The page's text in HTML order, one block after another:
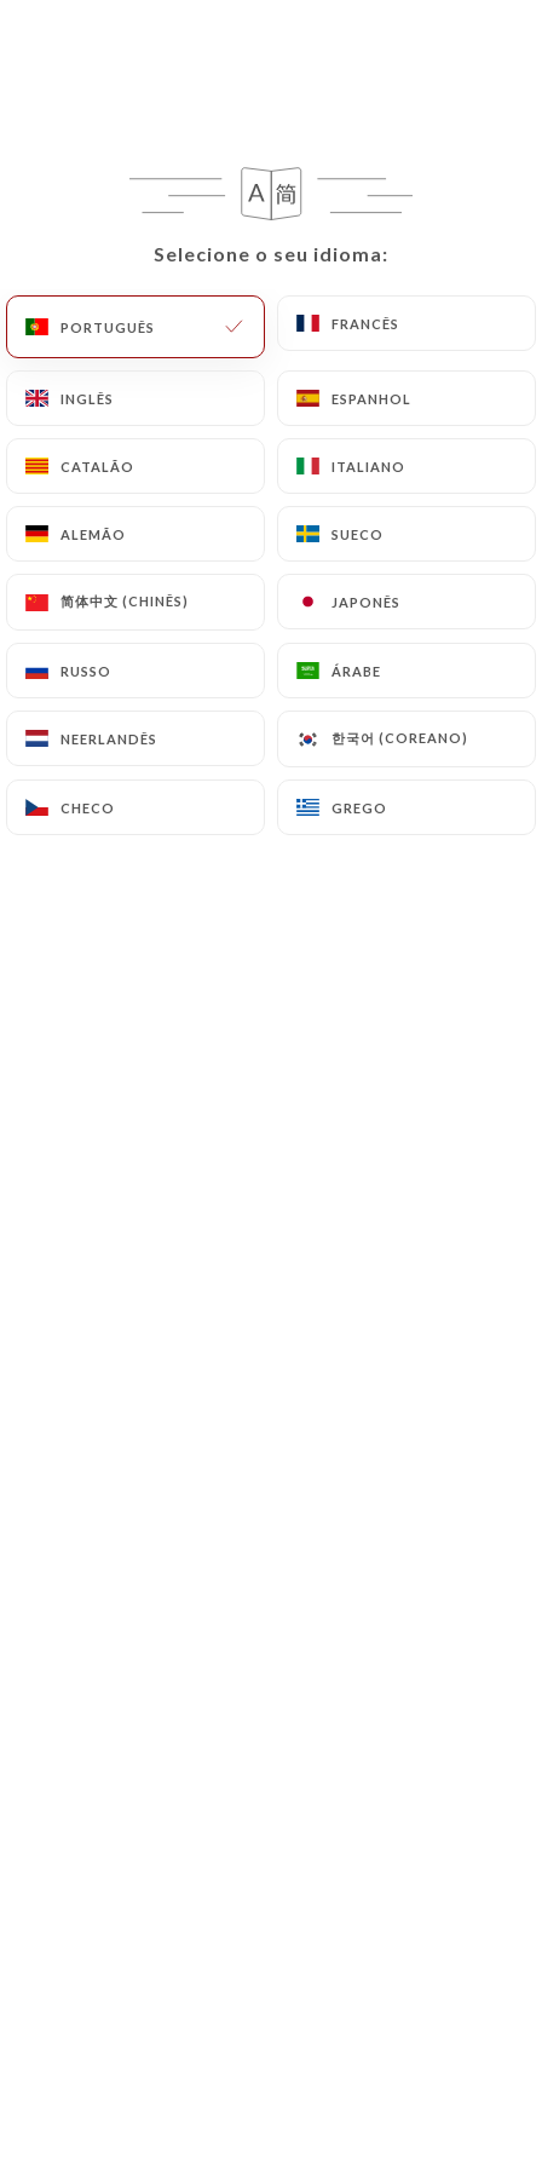
Selecione o seu idioma:
PORTUGUÊS FRANCÊS
INGLÊS ESPANHOL
CATALÃO ITALIANO
ALEMÃO SUECO
简体中文 (CHINÊS) JAPONÊS
RUSSO ÁRABE
NEERLANDÊS 한국어 (COREANO)
CHECO GREGO
/
GaleriaSelecione o seu idioma:
PORTUGUÊS FRANCÊS
INGLÊS ESPANHOL
CATALÃO ITALIANO
ALEMÃO SUECO
简体中文 (CHINÊS) JAPONÊS
RUSSO ÁRABE
NEERLANDÊS 한국어 (COREANO)
CHECO GREGO